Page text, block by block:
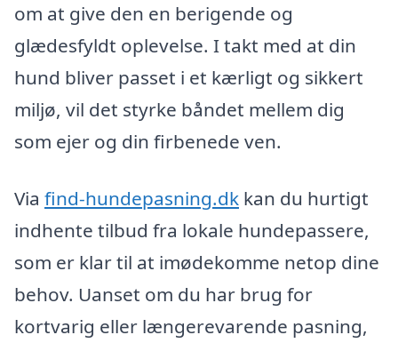
om at give den en berigende og
glædesfyldt oplevelse. I takt med at din
hund bliver passet i et kærligt og sikkert
miljø, vil det styrke båndet mellem dig
som ejer og din firbenede ven.
Via find-hundepasning.dk kan du hurtigt
indhente tilbud fra lokale hundepassere,
som er klar til at imødekomme netop dine
behov. Uanset om du har brug for
kortvarig eller længerevarende pasning,